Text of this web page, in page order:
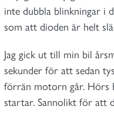
inte dubbla blinkningar i
som att dioden är helt
Jag gick ut till min bil
sekunder för att sedan
förrän motorn går. Hörs
startar. Sannolikt för att